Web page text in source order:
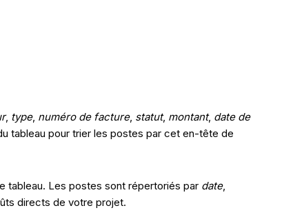
, type, numéro de facture, statut, montant, date de
tableau pour trier les postes par cet en-tête de
tableau. Les postes sont répertoriés par date,
directs de votre projet.